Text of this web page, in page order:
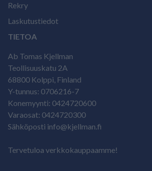
Rekry
Laskutustiedot
TIETOA
Ab Tomas Kjellman
Teollisuuskatu 2A
68800 Kolppi, Finland
Y-tunnus: 0706216-7
Konemyynti: 0424720600
Varaosat: 0424720300
Sähköposti info@kjellman.fi
Tervetuloa verkkokauppaamme!